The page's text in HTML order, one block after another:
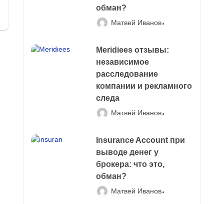
обман?
Матвей Иванов
Meridiees отзывы:
независимое
расследование
компании и рекламного
следа
Матвей Иванов
Insurance Account при
выводе денег у
брокера: что это,
обман?
Матвей Иванов